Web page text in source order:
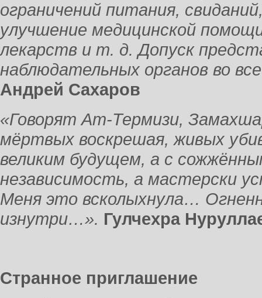
ограничений питания,
улучшение медицинской
лекарств и т. д. Допуск
наблюдательных органов во
Андрей Сахаров
«Говорят Ат-Термизи,
мёртвых воскрешая, живых
великим будущем, а с
независимость, а мастерски
Меня это всколыхнула…
изнутри…». Гулчехра
Странное приглашение